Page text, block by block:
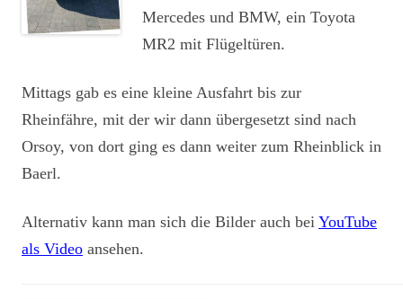
Mercedes und BMW, ein Toyota
MR2 mit Flügeltüren.
Mittags gab es eine kleine Ausfahrt bis zur
Rheinfähre, mit der wir dann übergesetzt sind nach
Orsoy, von dort ging es dann weiter zum Rheinblick in
Baerl.
Alternativ kann man sich die Bilder auch bei YouTube
als Video ansehen.